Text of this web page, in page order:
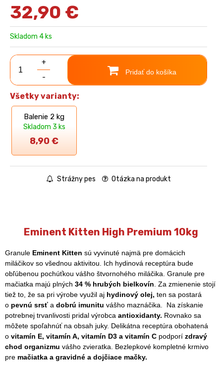
32,90 €
Skladom 4 ks
+
-
Pridať do košíka
Všetky varianty:
Balenie 2 kg
Skladom 3 ks
8,90€
Strážny pes Otázka na produkt
Eminent Kitten High Premium 10kg
Granule Eminent Kitten sú vyvinuté najmä pre domácich
miláčikov so všednou aktivitou. Ich hydinová receptúra bude
obľúbenou pochúťkou vášho štvornohého miláčika. Granule pre
mačiatka majú plných 34 % hrubých bielkovín . Za zmienenie stojí
tiež to, že sa pri výrobe využil aj hydinový olej, ten sa postará
o pevnú srsť a dobrú imunitu vášho maznáčika. Na získanie
potrebnej trvanlivosti pridal výrobca antioxidanty. Rovnako sa
môžete spoľahnúť na obsah juky. Delikátna receptúra obohatená
o vitamín E, vitamín A, vitamín D3 a vitamín C podporí zdravý
chod organizmu vášho zvieratka. Bezlepkové kompletné krmivo
pre mačiatka a gravidné a dojčiace mačky.